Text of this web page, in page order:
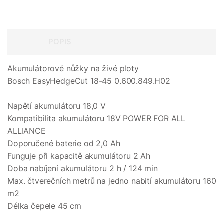
Akumulátorové nůžky na živé ploty
Bosch EasyHedgeCut 18-45 0.600.849.H02
Napětí akumulátoru 18,0 V
Kompatibilita akumulátoru 18V POWER FOR ALL
ALLIANCE
Doporučené baterie od 2,0 Ah
Funguje při kapacitě akumulátoru 2 Ah
Doba nabíjení akumulátoru 2 h / 124 min
Max. čtverečních metrů na jedno nabití akumulátoru 160
m2
Délka čepele 45 cm